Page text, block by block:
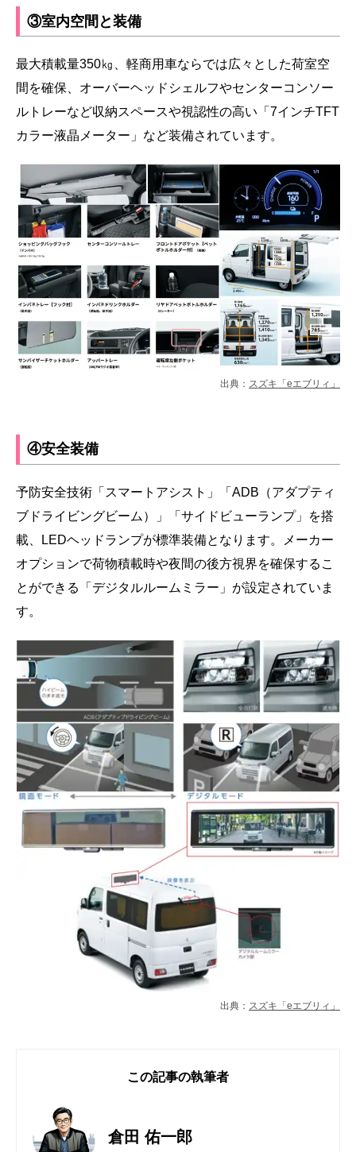
③室内空間と装備
最大積載量350㎏、軽商用車ならでは広々とした荷室空
間を確保、オーバーヘッドシェルフやセンターコンソー
ルトレーなど収納スペースや視認性の高い「7インチTFT
カラー液晶メーター」など装備されています。
出典： スズキ「eエブリィ」
④安全装備
予防安全技術「スマートアシスト」「ADB（アダプティ
ブドライビングビーム）」「サイドビューランプ」を搭
載、LEDヘッドランプが標準装備となります。メーカー
オプションで荷物積載時や夜間の後方視界を確保するこ
とができる「デジタルルームミラー」が設定されていま
す。
出典： スズキ「eエブリィ」
この記事の執筆者
倉田 佑一郎